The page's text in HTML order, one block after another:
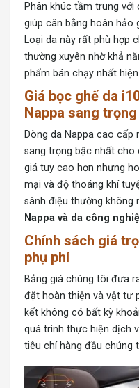
Phân khúc tầm trung với
giúp cân bằng hoàn hảo
Loại da này rất phù hợp
thường xuyên nhờ khả
phẩm bán chạy nhất
Giá bọc ghế da
Nappa sang trọng
Dòng da Nappa cao cấp
sang trọng bậc nhất cho
giá tuy cao hơn nhưng
mại và độ thoáng khí
sành điệu thường không
Nappa và da công
Chính sách giá
phụ phí
Bảng giá chúng tôi đưa
đặt hoàn thiện và vật tư
kết không có bất kỳ
quá trình thực hiện dịch
tiêu chí hàng đầu chúng